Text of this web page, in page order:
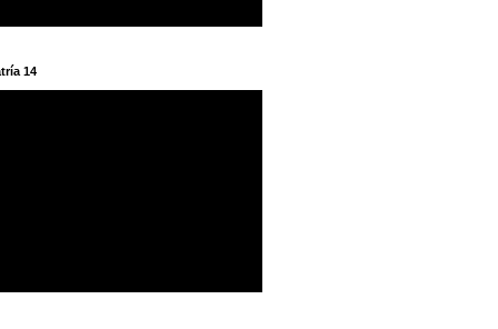
14